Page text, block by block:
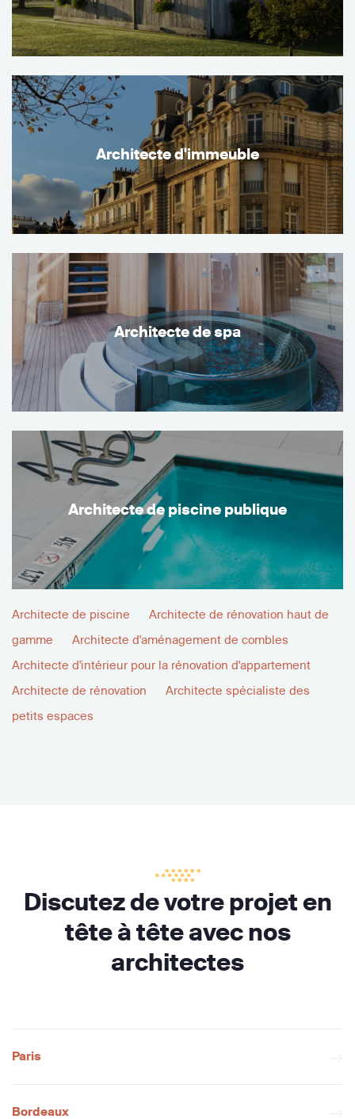
Architecte d'immeuble
Architecte de spa
Architecte de piscine publique
Architecte de piscine
Architecte de rénovation haut de
gamme
Architecte d'aménagement de combles
Architecte d'intérieur pour la rénovation d'appartement
Architecte de rénovation
Architecte spécialiste des
petits espaces
Discutez de votre projet en
tête à tête avec nos
architectes
Paris
Bordeaux